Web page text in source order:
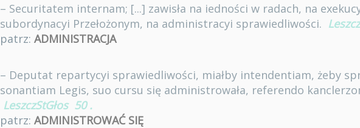
– Securitatem internam; [...] zawisła na iedności w radach, na
subordynacyi Przełożonym, na administracyi sprawiedliwości.
patrz: ADMINISTRACJA
– Deputat repartycyi sprawiedliwości, miałby intendentiam, żeby
sonantiam Legis, suo cursu się administrowała, referendo
LeszczStGłos 50 .
patrz: ADMINISTROWAĆ SIĘ